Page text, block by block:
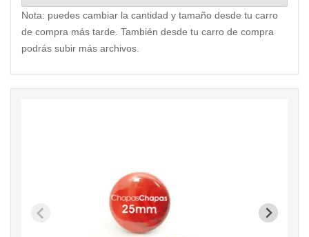
Nota: puedes cambiar la cantidad y tamaño desde tu carro
de compra más tarde. También desde tu carro de compra
podrás subir más archivos.